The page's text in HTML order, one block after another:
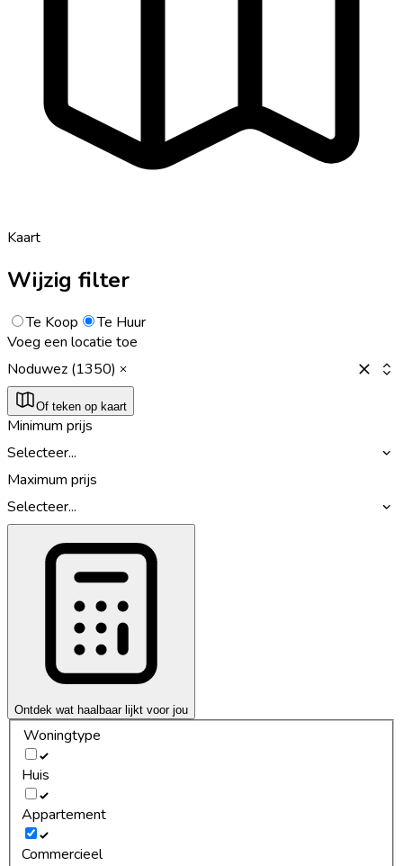
Kaart
Wijzig filter
Te Koop
Te Huur
Voeg een locatie toe
Noduwez (1350)
Of teken op kaart
Minimum prijs
Selecteer...
Maximum prijs
Selecteer...
Ontdek wat haalbaar lijkt voor jou
Woningtype
Huis
Appartement
Commercieel